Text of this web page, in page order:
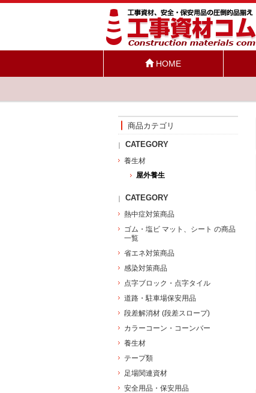
HOME
商品カテゴリ
CATEGORY
養生材
屋外養生
CATEGORY
熱中症対策商品
ゴム・塩ビ マット、シート の商品
一覧
省エネ対策商品
感染対策商品
点字ブロック・点字タイル
道路・駐車場保安用品
段差解消材 (段差スロープ)
カラーコーン・コーンバー
養生材
テープ類
足場関連資材
安全用品・保安用品